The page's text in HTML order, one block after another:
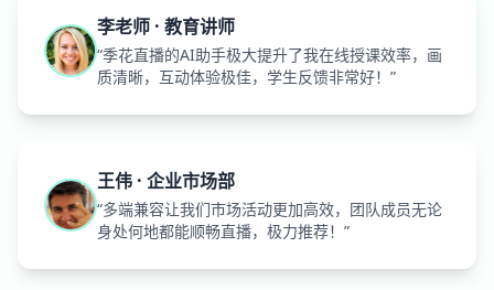
李老师 · 教育讲师
“季花直播的AI助手极大提升了我在线授课效率，画
质清晰，互动体验极佳，学生反馈非常好！”
王伟 · 企业市场部
“多端兼容让我们市场活动更加高效，团队成员无论
身处何地都能顺畅直播，极力推荐！”